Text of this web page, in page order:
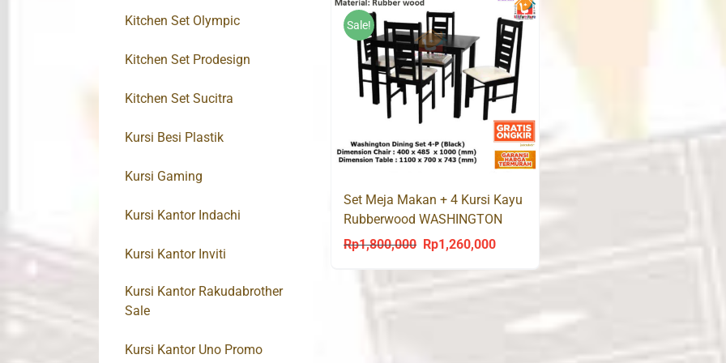
Rp2,200,000.
Rp1,580,000.
Sale!
Set Meja Makan + 4 Kursi Kayu
Rubberwood WASHINGTON
Rp1,800,000
Original
price
Rp1,260,000Current
price
is:
Rp1,260,000.
Kitchen Set Olympic
Kitchen Set Prodesign
Kitchen Set Sucitra
Kursi Besi Plastik
Kursi Gaming
Kursi Kantor Indachi
Kursi Kantor Inviti
Kursi Kantor Rakudabrother
Sale
Kursi Kantor Uno Promo